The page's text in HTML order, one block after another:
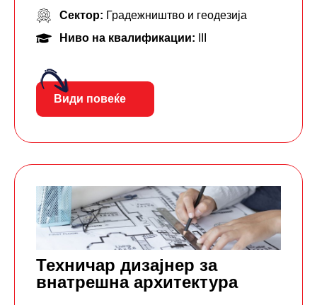
Сектор: Градежништво и геодезија
Ниво на квалификации:
Види повеќе
Техничар дизајнер за
внатрешна архитектура